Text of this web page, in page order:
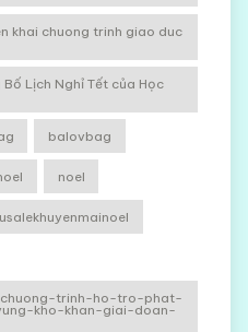
khai chuong trinh giao duc
Bố Lịch Nghỉ Tết của Học
balovbag
noel
trinh-ho-tro-phat-
kho-khan-giai-doan-